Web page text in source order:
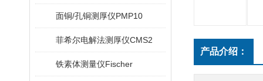
面铜/孔铜测厚仪PMP10
菲希尔电解法测厚仪CMS2
铁素体测量仪Fischer
产品介绍：